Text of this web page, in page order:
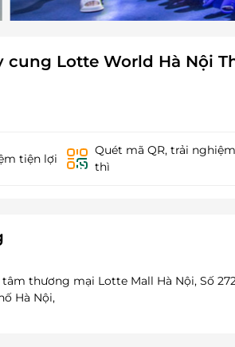
cung Lotte World Hà Nội
tiện lợi
Quét mã QR, trải
thì
tâm thương mại Lotte Mall Hà Nội, Số
Hà Nội,